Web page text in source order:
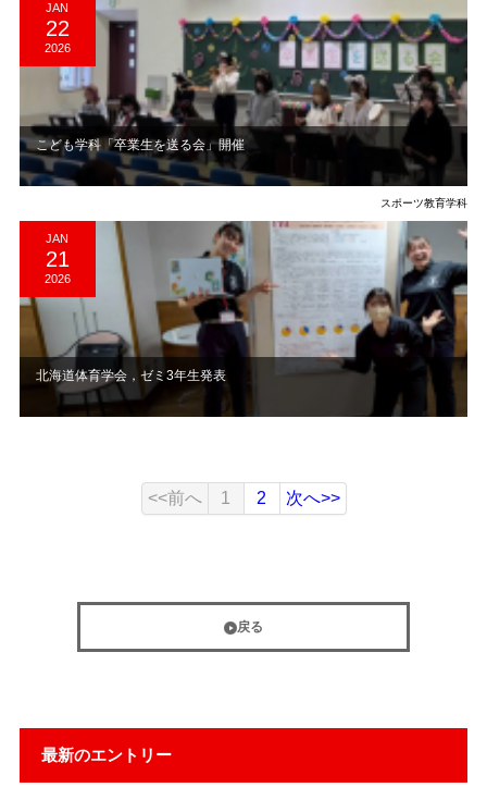
最新のエントリー
JAN
22
2026
こども学科「卒業生を送る会」開催
スポーツ教育学科
JAN
21
2026
北海道体育学会，ゼミ3年生発表
<<前へ 1 2 次へ>>
戻る